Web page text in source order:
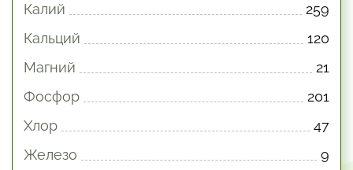
Калий
259
Кальций
120
Магний
21
Фосфор
201
Хлор
47
Железо
9